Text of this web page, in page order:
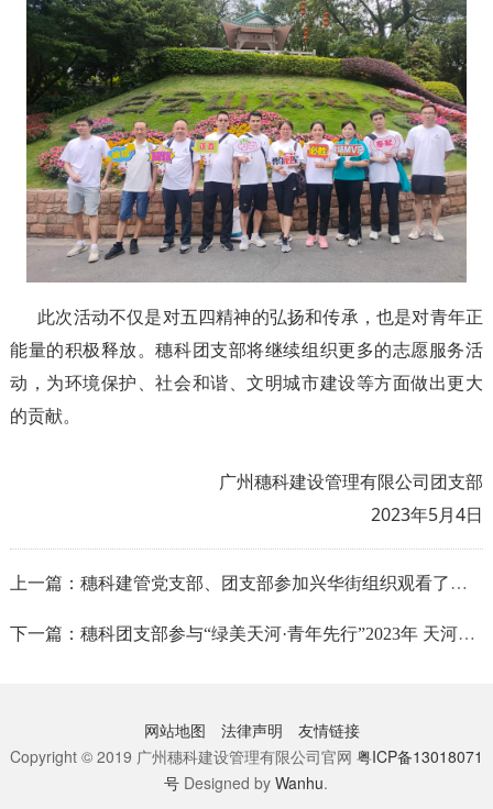
此次活动不仅是对五四精神的弘扬和传承，也是对青年正
能量的积极释放。穗科团支部将继续组织更多的志愿服务活
动，为环境保护、社会和谐、文明城市建设等方面做出更大
的贡献。
广州穗科建设管理有限公司团支部
2023年5月4日
上一篇：穗科建管党支部、团支部参加兴华街组织观看了廉洁文化建设主题观影活动
下一篇：穗科团支部参与“绿美天河·青年先行”2023年 天河区青春联盟活动简报
网站地图 法律声明
友情链接
Copyright © 2019 广州穗科建设管理有限公司官网 粤ICP备13018071
号 Designed byWanhu.